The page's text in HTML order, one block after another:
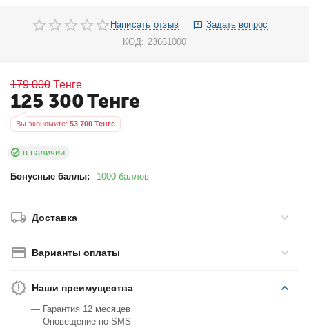
Написать отзыв
Задать вопрос
КОД: 23661000
179 000 Тенге
125 300Тенге
Вы экономите: 53 700 Тенге
в наличии
Бонусные баллы: 1000 баллов
Доставка
Варианты оплаты
Наши преимущества
— Гарантия 12 месяцев
— Оповещение по SMS